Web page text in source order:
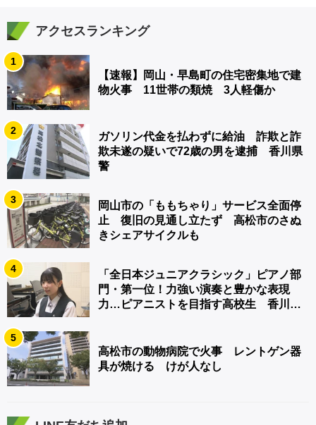
アクセスランキング
1
【速報】岡山・早島町の住宅密集地で建
物火事 11世帯の類焼 3人軽傷か
2
ガソリン代金を払わずに給油 詐欺と詐
欺未遂の疑いで72歳の男を逮捕 香川県
警
3
岡山市の「ももちゃり」サービス全面停
止 復旧の見通し立たず 高松市のさぬ
きシェアサイクルも
4
「全日本ジュニアクラシック」ピアノ部
門・第一位！力強い演奏と豊かな表現
力…ピアニストを目指す高校生 香川
5
高松市の動物病院で火事 レントゲン器
具が焼ける けが人なし